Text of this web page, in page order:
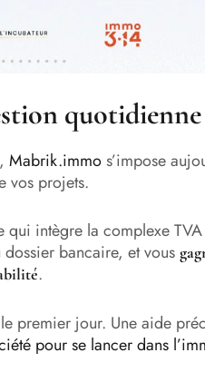
quotidienne
Mabrik.immos’impose
vos projets.
intègre la complexe
bancaire, et vous
.
premier jour. Une aide
pour se lancer dans